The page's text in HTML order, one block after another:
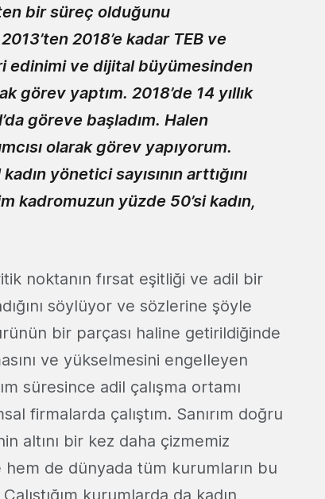
bir süreç olduğunu
2018’e kadar TEB ve
edinimi ve dijital büyümesinden
görev yaptım. 2018’de 14 yıllık
göreve başladım. Halen
olarak görev yapıyorum.
yönetici sayısının arttığını
kadromuzun yüzde 50’si kadın,
noktanın fırsat eşitliği ve adil bir
söylüyor ve sözlerine şöyle
bir parçası haline getirildiğinde
ve yükselmesini engelleyen
süresince adil çalışma ortamı
firmalarda çalıştım. Sanırım doğru
altını bir kez daha çizmemiz
de dünyada tüm kurumların bu